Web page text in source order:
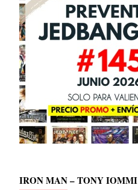
IRON MAN – TONY IOMMI